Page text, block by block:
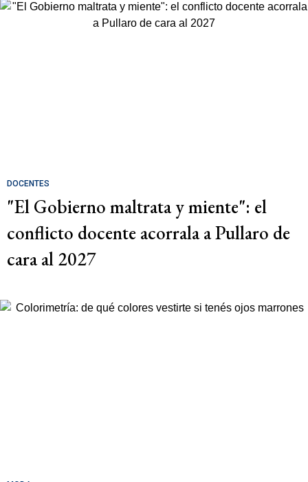
DOCENTES
"El Gobierno maltrata y miente": el
conflicto docente acorrala a Pullaro de
cara al 2027